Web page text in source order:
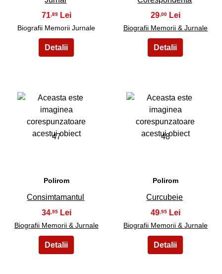
71 ,89
Biografii Memorii Jurnale
29,00
Biografii Memorii & Jurnale
47
Polirom
Consimtamantul
34 ,95
Biografii Memorii & Jurnale
48
Polirom
Curcubeie
49,95
Biografii Memorii & Jurnale